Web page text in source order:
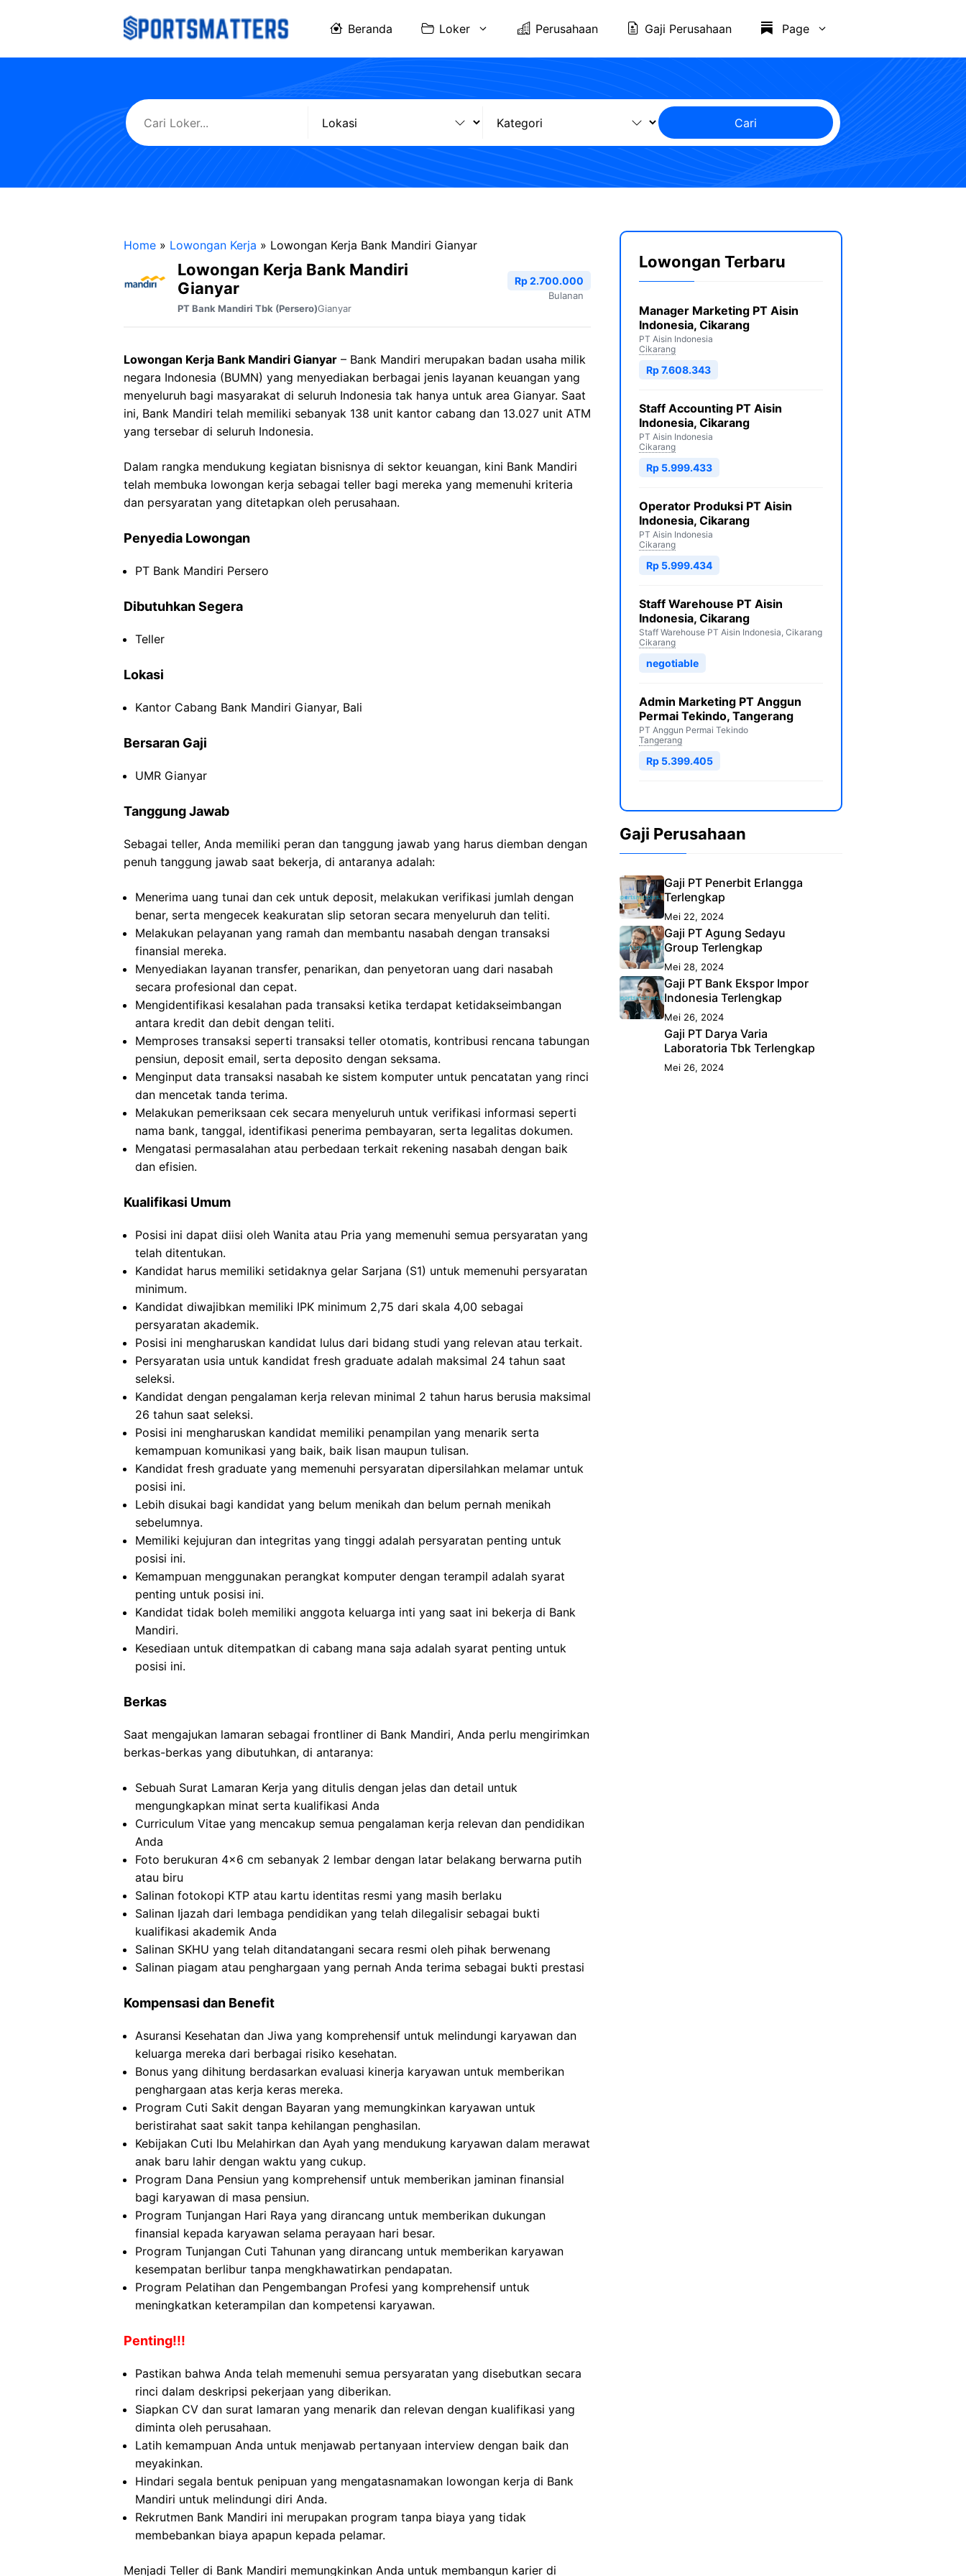
Beranda Loker Perusahaan Gaji Perusahaan Page
Cari
Home » Lowongan Kerja » Lowongan Kerja Bank Mandiri Gianyar
Lowongan Kerja Bank Mandiri
Gianyar
PT Bank Mandiri Tbk (Persero)Gianyar
Rp 2.700.000
Bulanan
Lowongan Kerja Bank Mandiri Gianyar – Bank Mandiri merupakan badan usaha milik
negara Indonesia (BUMN) yang menyediakan berbagai jenis layanan keuangan yang
menyeluruh bagi masyarakat di seluruh Indonesia tak hanya untuk area Gianyar. Saat
ini, Bank Mandiri telah memiliki sebanyak 138 unit kantor cabang dan 13.027 unit ATM
yang tersebar di seluruh Indonesia.
Dalam rangka mendukung kegiatan bisnisnya di sektor keuangan, kini Bank Mandiri
telah membuka lowongan kerja sebagai teller bagi mereka yang memenuhi kriteria
dan persyaratan yang ditetapkan oleh perusahaan.
Penyedia Lowongan
PT Bank Mandiri Persero
Dibutuhkan Segera
Teller
Lokasi
Kantor Cabang Bank Mandiri Gianyar, Bali
Bersaran Gaji
UMR Gianyar
Tanggung Jawab
Sebagai teller, Anda memiliki peran dan tanggung jawab yang harus diemban dengan
penuh tanggung jawab saat bekerja, di antaranya adalah:
Menerima uang tunai dan cek untuk deposit, melakukan verifikasi jumlah dengan
benar, serta mengecek keakuratan slip setoran secara menyeluruh dan teliti.
Melakukan pelayanan yang ramah dan membantu nasabah dengan transaksi
finansial mereka.
Menyediakan layanan transfer, penarikan, dan penyetoran uang dari nasabah
secara profesional dan cepat.
Mengidentifikasi kesalahan pada transaksi ketika terdapat ketidakseimbangan
antara kredit dan debit dengan teliti.
Memproses transaksi seperti transaksi teller otomatis, kontribusi rencana tabungan
pensiun, deposit email, serta deposito dengan seksama.
Menginput data transaksi nasabah ke sistem komputer untuk pencatatan yang rinci
dan mencetak tanda terima.
Melakukan pemeriksaan cek secara menyeluruh untuk verifikasi informasi seperti
nama bank, tanggal, identifikasi penerima pembayaran, serta legalitas dokumen.
Mengatasi permasalahan atau perbedaan terkait rekening nasabah dengan baik
dan efisien.
Kualifikasi Umum
Posisi ini dapat diisi oleh Wanita atau Pria yang memenuhi semua persyaratan yang
telah ditentukan.
Kandidat harus memiliki setidaknya gelar Sarjana (S1) untuk memenuhi persyaratan
minimum.
Kandidat diwajibkan memiliki IPK minimum 2,75 dari skala 4,00 sebagai
persyaratan akademik.
Posisi ini mengharuskan kandidat lulus dari bidang studi yang relevan atau terkait.
Persyaratan usia untuk kandidat fresh graduate adalah maksimal 24 tahun saat
seleksi.
Kandidat dengan pengalaman kerja relevan minimal 2 tahun harus berusia maksimal
26 tahun saat seleksi.
Posisi ini mengharuskan kandidat memiliki penampilan yang menarik serta
kemampuan komunikasi yang baik, baik lisan maupun tulisan.
Kandidat fresh graduate yang memenuhi persyaratan dipersilahkan melamar untuk
posisi ini.
Lebih disukai bagi kandidat yang belum menikah dan belum pernah menikah
sebelumnya.
Memiliki kejujuran dan integritas yang tinggi adalah persyaratan penting untuk
posisi ini.
Kemampuan menggunakan perangkat komputer dengan terampil adalah syarat
penting untuk posisi ini.
Kandidat tidak boleh memiliki anggota keluarga inti yang saat ini bekerja di Bank
Mandiri.
Kesediaan untuk ditempatkan di cabang mana saja adalah syarat penting untuk
posisi ini.
Berkas
Saat mengajukan lamaran sebagai frontliner di Bank Mandiri, Anda perlu mengirimkan
berkas-berkas yang dibutuhkan, di antaranya:
Sebuah Surat Lamaran Kerja yang ditulis dengan jelas dan detail untuk
mengungkapkan minat serta kualifikasi Anda
Curriculum Vitae yang mencakup semua pengalaman kerja relevan dan pendidikan
Anda
Foto berukuran 4×6 cm sebanyak 2 lembar dengan latar belakang berwarna putih
atau biru
Salinan fotokopi KTP atau kartu identitas resmi yang masih berlaku
Salinan Ijazah dari lembaga pendidikan yang telah dilegalisir sebagai bukti
kualifikasi akademik Anda
Salinan SKHU yang telah ditandatangani secara resmi oleh pihak berwenang
Salinan piagam atau penghargaan yang pernah Anda terima sebagai bukti prestasi
Kompensasi dan Benefit
Asuransi Kesehatan dan Jiwa yang komprehensif untuk melindungi karyawan dan
keluarga mereka dari berbagai risiko kesehatan.
Bonus yang dihitung berdasarkan evaluasi kinerja karyawan untuk memberikan
penghargaan atas kerja keras mereka.
Program Cuti Sakit dengan Bayaran yang memungkinkan karyawan untuk
beristirahat saat sakit tanpa kehilangan penghasilan.
Kebijakan Cuti Ibu Melahirkan dan Ayah yang mendukung karyawan dalam merawat
anak baru lahir dengan waktu yang cukup.
Program Dana Pensiun yang komprehensif untuk memberikan jaminan finansial
bagi karyawan di masa pensiun.
Program Tunjangan Hari Raya yang dirancang untuk memberikan dukungan
finansial kepada karyawan selama perayaan hari besar.
Program Tunjangan Cuti Tahunan yang dirancang untuk memberikan karyawan
kesempatan berlibur tanpa mengkhawatirkan pendapatan.
Program Pelatihan dan Pengembangan Profesi yang komprehensif untuk
meningkatkan keterampilan dan kompetensi karyawan.
Penting!!!
Pastikan bahwa Anda telah memenuhi semua persyaratan yang disebutkan secara
rinci dalam deskripsi pekerjaan yang diberikan.
Siapkan CV dan surat lamaran yang menarik dan relevan dengan kualifikasi yang
diminta oleh perusahaan.
Latih kemampuan Anda untuk menjawab pertanyaan interview dengan baik dan
meyakinkan.
Hindari segala bentuk penipuan yang mengatasnamakan lowongan kerja di Bank
Mandiri untuk melindungi diri Anda.
Rekrutmen Bank Mandiri ini merupakan program tanpa biaya yang tidak
membebankan biaya apapun kepada pelamar.
Menjadi Teller di Bank Mandiri memungkinkan Anda untuk membangun karier di
Lowongan Terbaru
Manager Marketing PT Aisin
Indonesia, Cikarang
PT Aisin Indonesia
Cikarang
Rp 7.608.343
Staff Accounting PT Aisin
Indonesia, Cikarang
PT Aisin Indonesia
Cikarang
Rp 5.999.433
Operator Produksi PT Aisin
Indonesia, Cikarang
PT Aisin Indonesia
Cikarang
Rp 5.999.434
Staff Warehouse PT Aisin
Indonesia, Cikarang
Staff Warehouse PT Aisin Indonesia, Cikarang
Cikarang
negotiable
Admin Marketing PT Anggun
Permai Tekindo, Tangerang
PT Anggun Permai Tekindo
Tangerang
Rp 5.399.405
Gaji Perusahaan
Gaji PT Penerbit Erlangga
Terlengkap
Mei 22, 2024
Gaji PT Agung Sedayu
Group Terlengkap
Mei 28, 2024
Gaji PT Bank Ekspor Impor
Indonesia Terlengkap
Mei 26, 2024
Gaji PT Darya Varia
Laboratoria Tbk Terlengkap
Mei 26, 2024